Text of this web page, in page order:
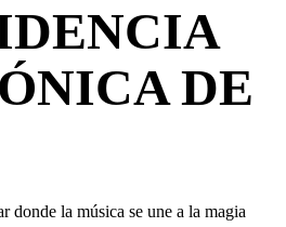
DE
donde la música se une a la magia